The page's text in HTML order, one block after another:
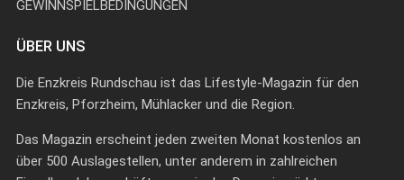
GEWINNSPIELBEDINGUNGEN
ÜBER UNS
Die Enzkreis Rundschau ist das Lifestyle-Magazin für den
Enzkreis, Pforzheim, Mühlacker und die Region.
Das Magazin erscheint jeden zweiten Monat kostenlos an
über 500 Auslagestellen, unter anderem in zahlreichen